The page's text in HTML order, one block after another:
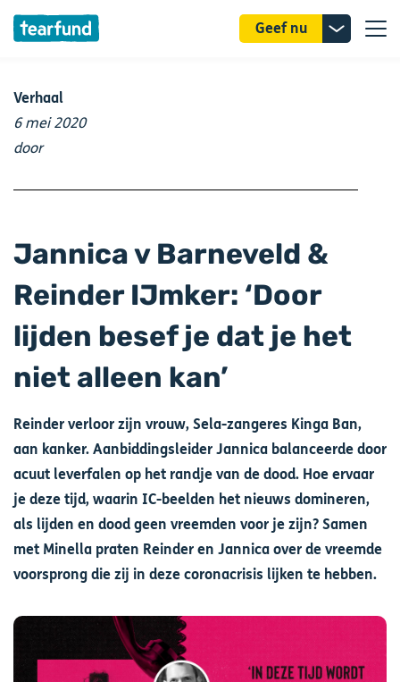
Geef nu
Verhaal
6 mei 2020
door
Jannica v Barneveld &
Reinder IJmker: ‘Door
lijden besef je dat je het
niet alleen kan’
Reinder verloor zijn vrouw, Sela-zangeres Kinga Ban,
aan kanker. Aanbiddingsleider Jannica balanceerde door
acuut leverfalen op het randje van de dood. Hoe ervaar
je deze tijd, waarin IC-beelden het nieuws domineren,
als lijden en dood geen vreemden voor je zijn? Samen
met Minella praten Reinder en Jannica over de vreemde
voorsprong die zij in deze coronacrisis lijken te hebben.
Afbeelding